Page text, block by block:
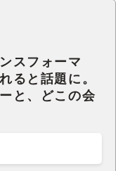
スフォーマ
ると話題に。
と、どこの会